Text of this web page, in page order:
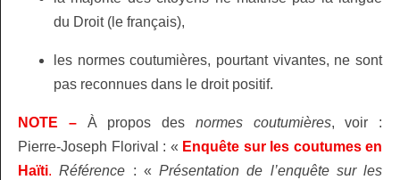
du Droit (le français),
les normes coutumières, pourtant vivantes, ne sont
pas reconnues dans le droit positif.
NOTE – À propos des normes coutumières, voir :
Pierre‑Joseph Florival : « Enquête sur les coutumes en
Haïti. Référence : « Présentation de l’enquête sur les